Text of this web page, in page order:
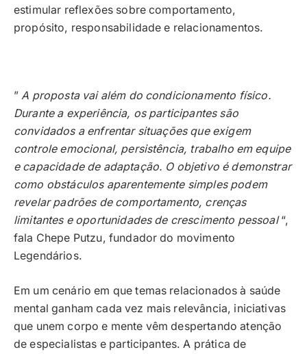
estimular reflexões sobre comportamento,
propósito, responsabilidade e relacionamentos.
”A proposta vai além do condicionamento físico.
Durante a experiência, os participantes são
convidados a enfrentar situações que exigem
controle emocional, persistência, trabalho em equipe
e capacidade de adaptação. O objetivo é demonstrar
como obstáculos aparentemente simples podem
revelar padrões de comportamento, crenças
limitantes e oportunidades de crescimento pessoal“,
fala Chepe Putzu, fundador do movimento
Legendários.
Em um cenário em que temas relacionados à saúde
mental ganham cada vez mais relevância, iniciativas
que unem corpo e mente vêm despertando atenção
de especialistas e participantes. A prática de